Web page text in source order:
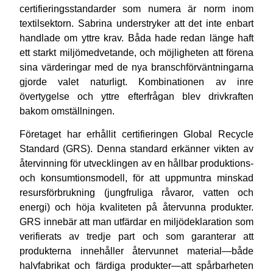
certifieringsstandarder som numera är norm inom
textilsektorn. Sabrina understryker att det inte enbart
handlade om yttre krav. Båda hade redan länge haft
ett starkt miljömedvetande, och möjligheten att förena
sina värderingar med de nya branschförväntningarna
gjorde valet naturligt. Kombinationen av inre
övertygelse och yttre efterfrågan blev drivkraften
bakom omställningen.
Företaget har erhållit certifieringen Global Recycle
Standard (GRS). Denna standard erkänner vikten av
återvinning för utvecklingen av en hållbar produktions-
och konsumtionsmodell, för att uppmuntra minskad
resursförbrukning (jungfruliga råvaror, vatten och
energi) och höja kvaliteten på återvunna produkter.
GRS innebär att man utfärdar en miljödeklaration som
verifierats av tredje part och som garanterar att
produkterna innehåller återvunnet material—både
halvfabrikat och färdiga produkter—att spårbarheten